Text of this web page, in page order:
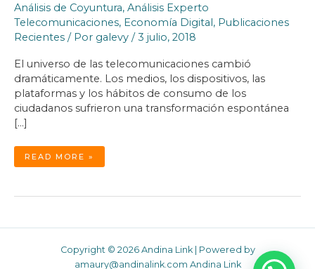
Análisis de Coyuntura, Análisis Experto
Telecomunicaciones, Economía Digital, Publicaciones
Recientes / Por galevy /3 julio, 2018
El universo de las telecomunicaciones cambió
dramáticamente. Los medios, los dispositivos, las
plataformas y los hábitos de consumo de los
ciudadanos sufrieron una transformación espontánea
[…]
MULTINACIONALES
LAS
FUERA,
READ MORE »
Copyright © 2026 Andina Link | Powered by
amaury@andinalink.com Andina Link